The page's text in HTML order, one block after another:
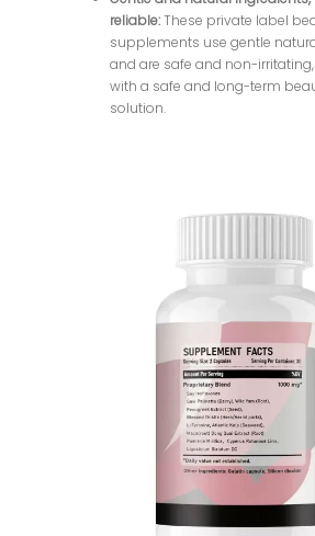
reliable:These private label
supplements use gentle
and are safe and non-
with a safe and long-term
solution.